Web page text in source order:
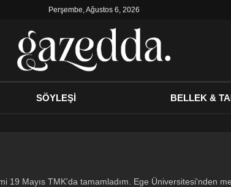
Perşembe, Ağustos 6, 2026
SÖYLEŞİ BELLEK &
19 Mayıs TMK'da tamamladım. Ege Üniversitesi'nden